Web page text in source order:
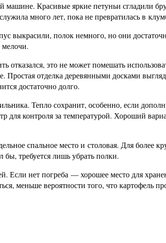
Красивые яркие петуньи сгладили
много лет, пока не превратилась в
выкрасили, полок немного, но они
мелочи.
отказался, это не может помешать
Простая отделка деревянными досками
достаточно долго.
Тепло сохранит, особенно, если
для контроля за температурой. Хороший
спальное место и столовая. Для более
требуется лишь убрать полки.
Если нет погреба — хорошее место для
меньше вероятности того, что картофель